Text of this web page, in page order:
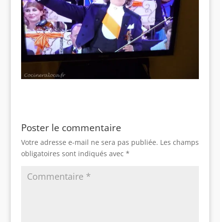
Poster le commentaire
Votre adresse e-mail ne sera pas publiée. Les champs
obligatoires sont indiqués avec *